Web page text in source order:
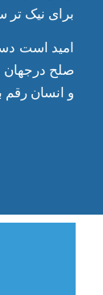
برای نیک تر
امید است
صلح درجهان
و انسان رقم